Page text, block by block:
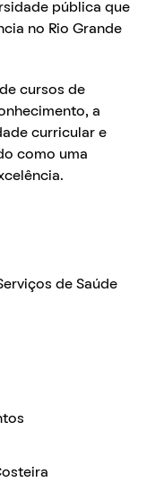
pública que
no Rio Grande
cursos de
a
curricular e
como uma
de Saúde